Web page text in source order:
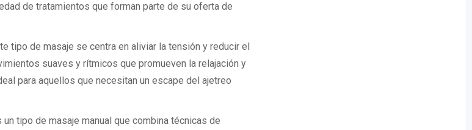
de tratamientos que forman parte de su oferta de
tipo de masaje se centra en aliviar la tensión y reducir el
suaves y rítmicos que promueven la relajación y
para aquellos que necesitan un escape del ajetreo
un tipo de masaje manual que combina técnicas de